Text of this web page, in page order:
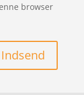
browser
Indsend